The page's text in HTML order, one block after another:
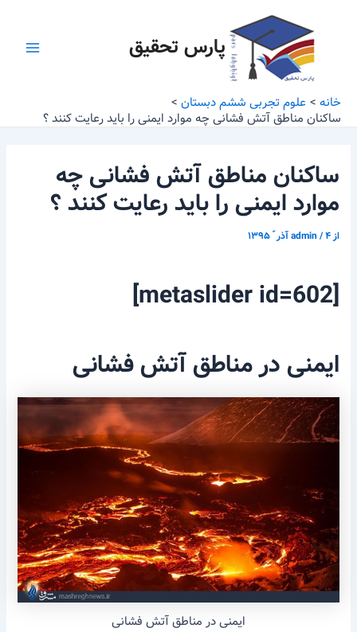
پارس تحقیق
خانه
علوم تجربی ششم دبستان
ساکنان مناطق آتش فشانی چه موارد ایمنی را باید رعایت کنند ؟
ساکنان مناطق آتش فشانی چه
موارد ایمنی را باید رعایت کنند ؟
از admin/۴ آذر ّ ۱۳۹۵
[metaslider id=602]
ایمنی در مناطق آتش فشانی
ایمنی در مناطق آتش فشانی